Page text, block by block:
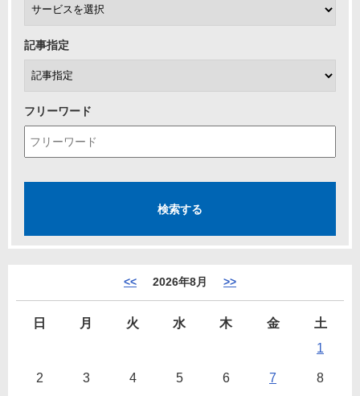
記事指定
フリーワード
<< 2026年8月 >>
日 月 火 水 木 金
土
1
2 3 4 5 6 7 8